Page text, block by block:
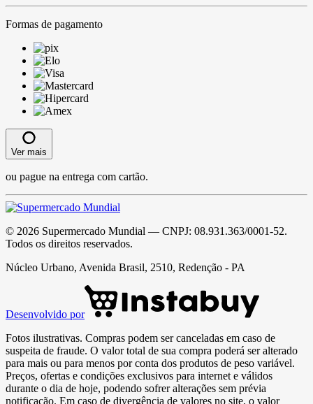
Formas de pagamento
Ver mais
ou pague na entrega com cartão.
© 2026 Supermercado Mundial — CNPJ: 08.931.363/0001-52.
Todos os direitos reservados.
Núcleo Urbano, Avenida Brasil, 2510, Redenção - PA
Desenvolvido por
Fotos ilustrativas. Compras podem ser canceladas em caso de
suspeita de fraude. O valor total de sua compra poderá ser alterado
para mais ou para menos por conta dos produtos de peso variável.
Preços, ofertas e condições exclusivos para internet e válidos
durante o dia de hoje, podendo sofrer alterações sem prévia
notificação. Em caso de divergência de valores no site, o valor